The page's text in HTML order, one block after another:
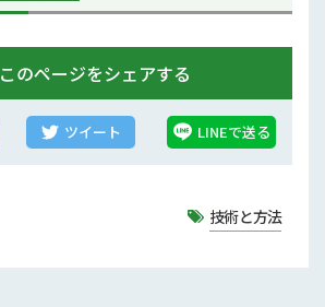
このページをシェアする
ツイート LINEで送る
技術と方法